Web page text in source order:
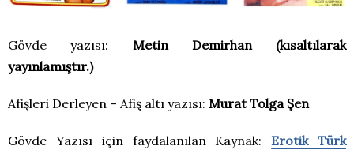
Gövde yazısı: Metin Demirhan (kısaltılarak
yayınlamıştır.)
Afişleri Derleyen – Afiş altı yazısı: Murat Tolga Şen
Gövde Yazısı için faydalanılan Kaynak: Erotik Türk